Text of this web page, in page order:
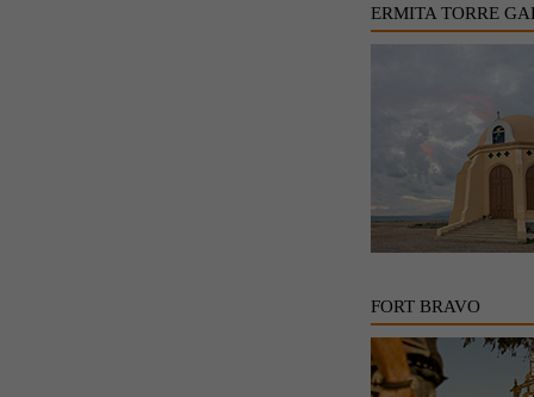
ERMITA TORRE
FORT BRAVO